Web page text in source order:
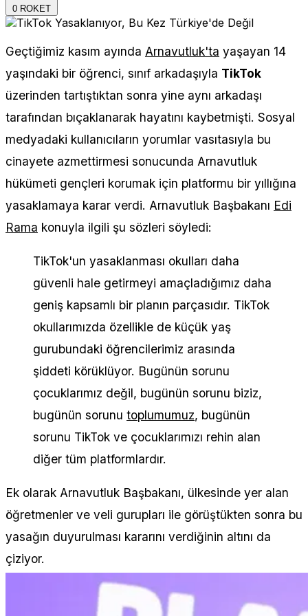
0 ROKET
Geçtiğimiz kasım ayında Arnavutluk'ta yaşayan 14
yaşındaki bir öğrenci, sınıf arkadaşıyla TikTok
üzerinden tartıştıktan sonra yine aynı arkadaşı
tarafından bıçaklanarak hayatını kaybetmişti. Sosyal
medyadaki kullanıcıların yorumlar vasıtasıyla bu
cinayete azmettirmesi sonucunda Arnavutluk
hükümeti gençleri korumak için platformu bir yıllığına
yasaklamaya karar verdi. Arnavutluk Başbakanı Edi
Rama konuyla ilgili şu sözleri söyledi:
TikTok'un yasaklanması okulları daha
güvenli hale getirmeyi amaçladığımız daha
geniş kapsamlı bir planın parçasıdır. TikTok
okullarımızda özellikle de küçük yaş
gurubundaki öğrencilerimiz arasında
şiddeti körüklüyor. Bugünün sorunu
çocuklarımız değil, bugünün sorunu biziz,
bugünün sorunu toplumumuz, bugünün
sorunu TikTok ve çocuklarımızı rehin alan
diğer tüm platformlardır.
Ek olarak Arnavutluk Başbakanı, ülkesinde yer alan
öğretmenler ve veli gurupları ile görüştükten sonra bu
yasağın duyurulması kararını verdiğinin altını da
çiziyor.